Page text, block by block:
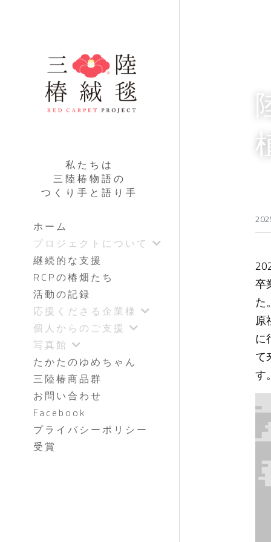
私たちは
三陸椿物語の
つくり手と語り手
ホーム
プロジェクトについて
継続的な支援
RCPの椿畑たち
活動の記録
応援くださる企業様
個人からのご支援
写真館
たかたのゆめちゃん
三陸椿商品群
お問い合わせ
Facebook
プライバシーポリシー
受賞
卒
た
原
に
て
す